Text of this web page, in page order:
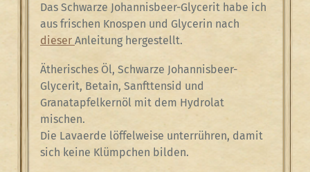
Das Schwarze Johannisbeer-Glycerit habe ich
aus frischen Knospen und Glycerin nach
dieser Anleitung hergestellt.
Ätherisches Öl, Schwarze Johannisbeer-
Glycerit, Betain, Sanfttensid und
Granatapfelkernöl mit dem Hydrolat
mischen.
Die Lavaerde löffelweise unterrühren, damit
sich keine Klümpchen bilden.